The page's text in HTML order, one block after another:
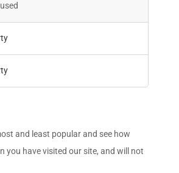
and least popular and see how
you have visited our site, and will not